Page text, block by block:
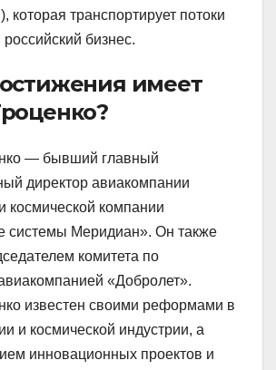
которая транспортирует потоки
бизнес.
имеет
— бывший главный
директор авиакомпании
космической компании
системы Меридиан». Он также
комитета по
«Добролет».
известен своими реформами в
и космической индустрии, а
инновационных проектов и